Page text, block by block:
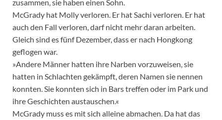
zusammen, sie haben einen Sohn.
McGrady hat Molly verloren. Er hat Sachi verloren. Er hat
auch den Fall verloren, darf nicht mehr daran arbeiten.
Gleich sind es fünf Dezember, dass er nach Hongkong
geflogen war.
»Andere Männer hatten ihre Narben vorzuweisen, sie
hatten in Schlachten gekämpft, deren Namen sie nennen
konnten. Sie konnten sich in Bars treffen oder im Park und
ihre Geschichten austauschen.«
McGrady muss es mit sich alleine abmachen. Da hat das